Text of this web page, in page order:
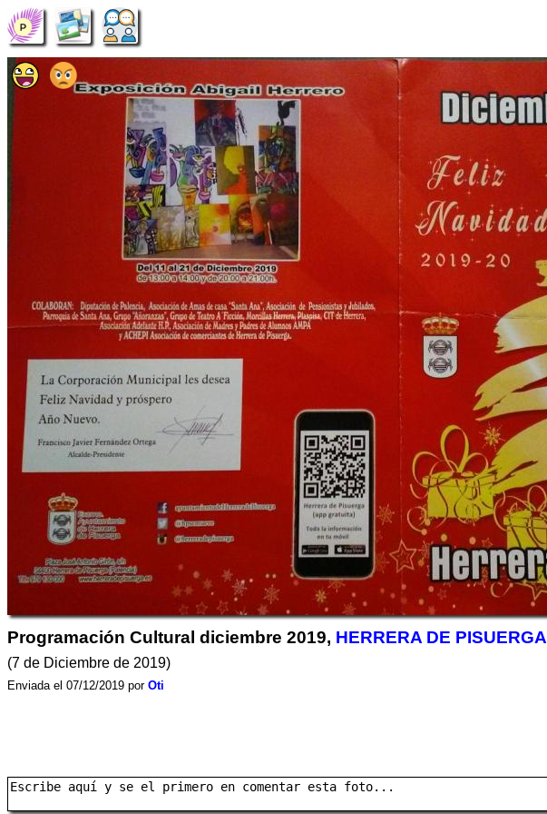
Programación Cultural diciembre 2019, HERRERA DE PISUERGA
(7 de Diciembre de 2019)
Enviada el 07/12/2019 por Oti